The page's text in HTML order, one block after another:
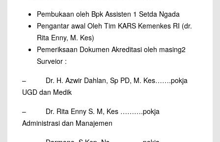
Pembukaan oleh Bpk Assisten 1 Setda Ngada
Pengantar awal Oleh Tim KARS Kemenkes RI (dr.
Rita Enny, M. Kes)
Pemeriksaan Dokumen Akreditasi oleh masing2
Surveior :
– Dr. H. Azwir Dahlan, Sp PD, M. Kes…….pokja
UGD dan Medik
– Dr. Rita Enny S. M, Kes ……….pokja
Administrasi dan Manajemen